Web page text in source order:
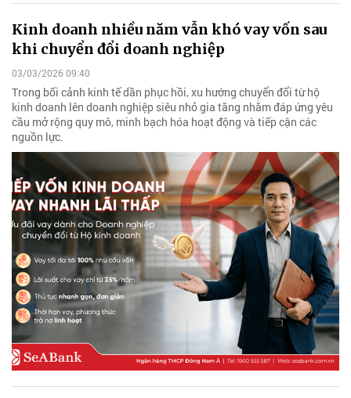
Kinh doanh nhiều năm vẫn khó vay vốn sau
khi chuyển đổi doanh nghiệp
03/03/2026 09:40
Trong bối cảnh kinh tế dần phục hồi, xu hướng chuyển đổi từ hộ
kinh doanh lên doanh nghiệp siêu nhỏ gia tăng nhằm đáp ứng yêu
cầu mở rộng quy mô, minh bạch hóa hoạt động và tiếp cận các
nguồn lực.